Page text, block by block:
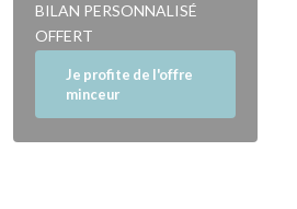
BILAN PERSONNALISÉ
OFFERT
Je profite de l'offre
minceur